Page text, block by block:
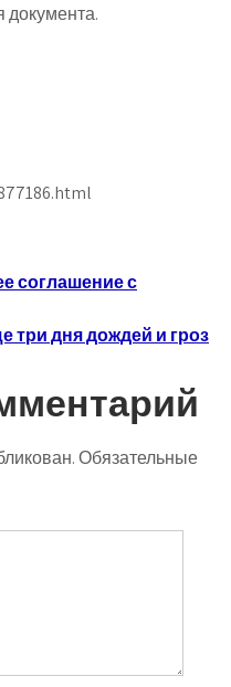
документа.
соглашение с
три дня дождей и гроз
Обязательные